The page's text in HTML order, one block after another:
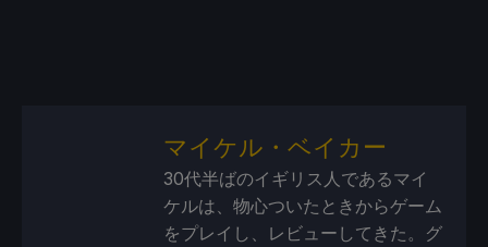
マイケル・ベイカー
30代半ばのイギリス人であるマイ
ケルは、物心ついたときからゲーム
をプレイし、レビューしてきた。グ